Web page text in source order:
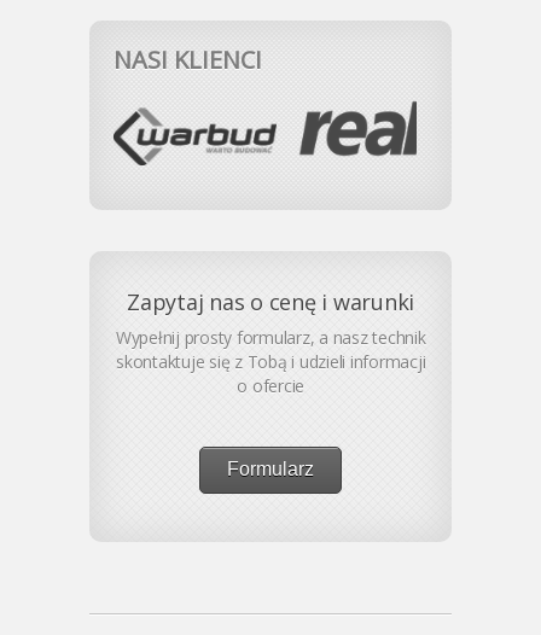
NASI KLIENCI
Zapytaj nas o cenę i warunki
Wypełnij prosty formularz, a nasz technik
skontaktuje się z Tobą i udzieli informacji
o ofercie
Formularz